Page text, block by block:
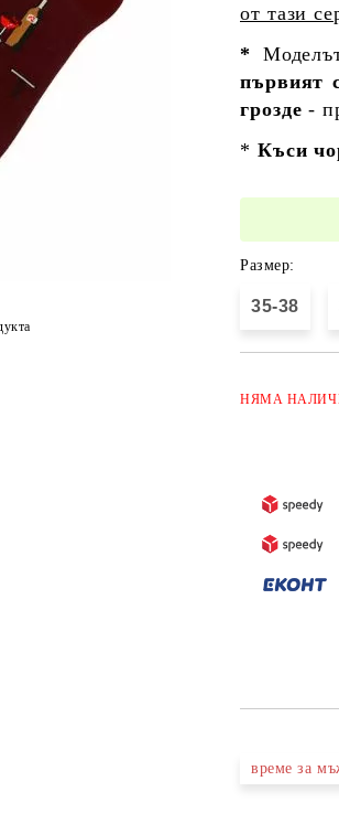
от тази
*
първият
грозде-
* Къси
Размер:
35-38
НЯМА
време за